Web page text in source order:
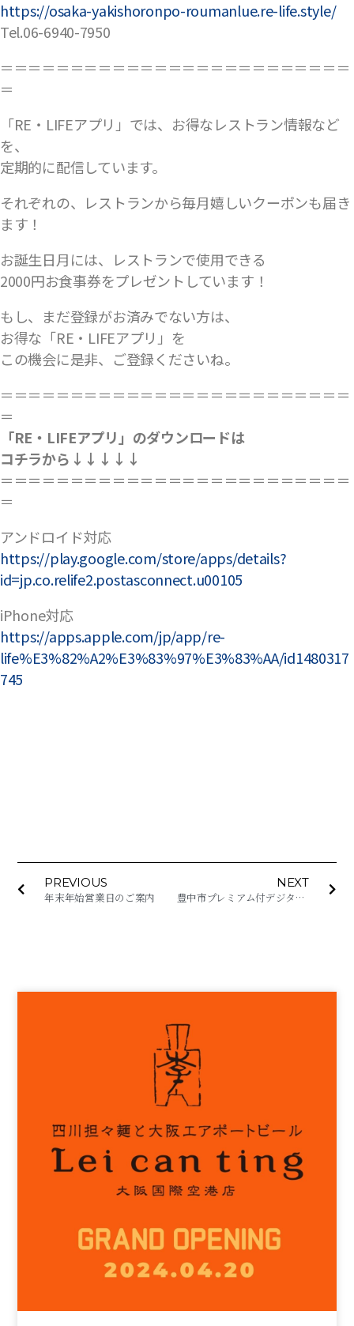
https://osaka-yakishoronpo-roumanlue.re-life.style/
Tel.06-6940-7950
＝＝＝＝＝＝＝＝＝＝＝＝＝＝＝＝＝＝＝＝＝＝＝＝＝
＝
「RE・LIFEアプリ」では、お得なレストラン情報など
を、
定期的に配信しています。
それぞれの、レストランから毎月嬉しいクーポンも届き
ます！
お誕生日月には、レストランで使用できる
2000円お食事券をプレゼントしています！
もし、まだ登録がお済みでない方は、
お得な「RE・LIFEアプリ」を
この機会に是非、ご登録くださいね。
＝＝＝＝＝＝＝＝＝＝＝＝＝＝＝＝＝＝＝＝＝＝＝＝＝
＝
「RE・LIFEアプリ」のダウンロードは
コチラから↓↓↓↓↓
＝＝＝＝＝＝＝＝＝＝＝＝＝＝＝＝＝＝＝＝＝＝＝＝＝
＝
アンドロイド対応
https://play.google.com/store/apps/details?
id=jp.co.relife2.postasconnect.u00105
iPhone対応
https://apps.apple.com/jp/app/re-
life%E3%82%A2%E3%83%97%E3%83%AA/id1480317
745
PREVIOUS
年末年始営業日のご案内
NEXT
豊中市プレミアム付デジタル商品券がご利用いただけます！(チャイナダイニン浪曼路・海キッチンKINOSAKI)